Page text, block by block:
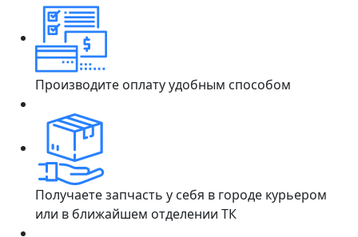
Производите оплату удобным способом
Получаете запчасть у себя в городе курьером
или в ближайшем отделении ТК